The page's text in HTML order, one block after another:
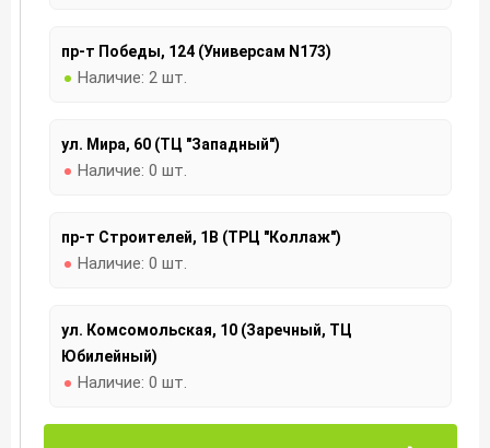
пр-т Победы, 124 (Универсам N173)
Наличие: 2 шт.
ул. Мира, 60 (ТЦ "Западный")
Наличие: 0 шт.
пр-т Строителей, 1В (ТРЦ "Коллаж")
Наличие: 0 шт.
ул. Комсомольская, 10 (Заречный, ТЦ
Юбилейный)
Наличие: 0 шт.